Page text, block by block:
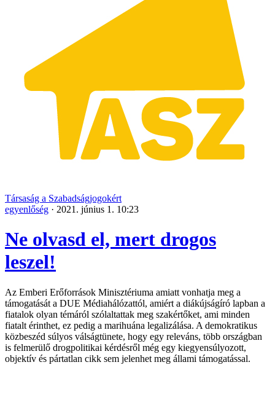
Társaság a Szabadságjogokért
egyenlőség · 2021. június 1. 10:23
Ne olvasd el, mert drogos
leszel!
Az Emberi Erőforrások Minisztériuma amiatt vonhatja meg a
támogatását a DUE Médiahálózattól, amiért a diákújságíró lapban a
fiatalok olyan témáról szólaltattak meg szakértőket, ami minden
fiatalt érinthet, ez pedig a marihuána legalizálása. A demokratikus
közbeszéd súlyos válságtünete, hogy egy releváns, több országban
is felmerülő drogpolitikai kérdésről még egy kiegyensúlyozott,
objektív és pártatlan cikk sem jelenhet meg állami támogatással.